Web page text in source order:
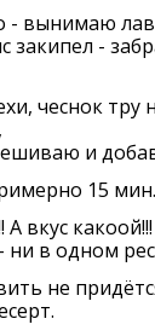
- вынимаю
закипел -
чеснок тру
и
15 мин.
А вкус какоой!!!
в одном
не